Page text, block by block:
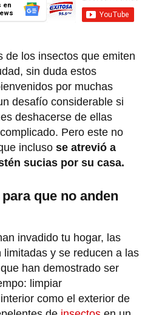
en
de los insectos que emiten
sin duda estos
por muchas
desafío considerable si
deshacerse de ellas
Pero este no
incluso se atrevió a
sucias por su casa.
que no anden
invadido tu hogar, las
y se reducen a las
han demostrado ser
limpiar
como el exterior de